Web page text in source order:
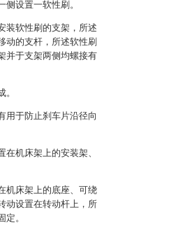
设置一软性刷。
装软性刷的支架，所述
动的支杆，所述软性刷
并于支架两侧均螺接有
用于防止刹车片沿径向
机床架上的安装架、
机床架上的底座、可绕
动设置在转动杆上，所
。